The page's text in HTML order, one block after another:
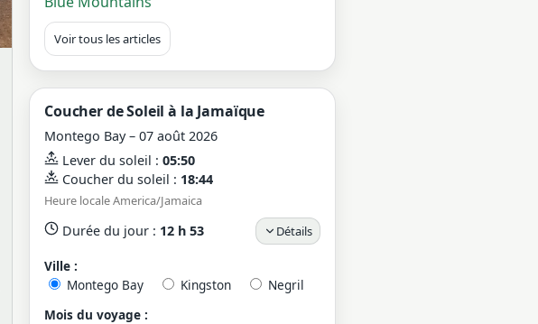
Voir tous les articles
Coucher de Soleil à la Jamaïque
Montego Bay – 07 août 2026
Lever du soleil : 05:50
Coucher du soleil : 18:44
Heure locale America/Jamaica
Durée du jour : 12 h 53 Détails
Ville :
Montego Bay
Kingston
Negril
Mois du voyage :